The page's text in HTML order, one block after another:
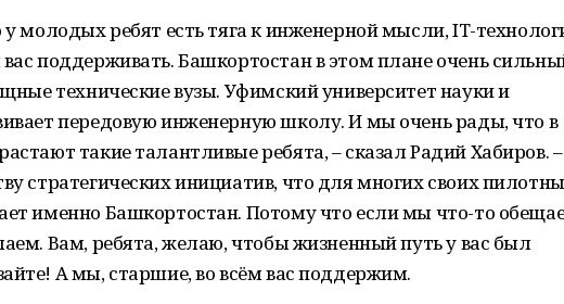
молодых ребят есть тяга к инженерной мысли, IT-
поддерживать. Башкортостан в этом плане очень
технические вузы. Уфимский университет науки и
передовую инженерную школу. И мы очень рады, что в
такие талантливые ребята, – сказал Радий Хабиров. –
стратегических инициатив, что для многих своих
именно Башкортостан. Потому что если мы что-то
Вам, ребята, желаю, чтобы жизненный путь у вас был
А мы, старшие, во всём вас поддержим.